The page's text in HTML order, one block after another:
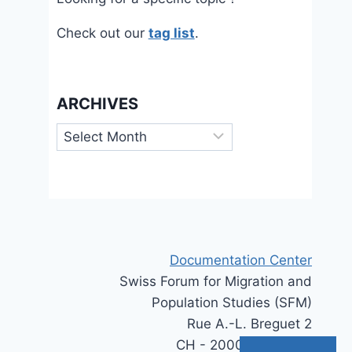
Check out our tag list.
ARCHIVES
Archives
Documentation Center
Swiss Forum for Migration and
Population Studies (SFM)
Rue A.-L. Breguet 2
CH - 2000 Neuchâtel